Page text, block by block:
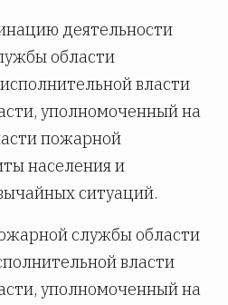
деятельности
области
власти
уполномоченный на
пожарной
населения и
ситуаций.
службы области
власти
уполномоченный на